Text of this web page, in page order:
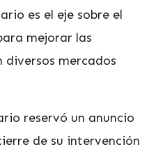
es el eje sobre el
mejorar las
diversos mercados
reservó un anuncio
de su intervención